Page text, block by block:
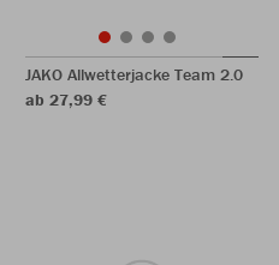
JAKO Allwetterjacke Team 2.0
ab 27,99 €